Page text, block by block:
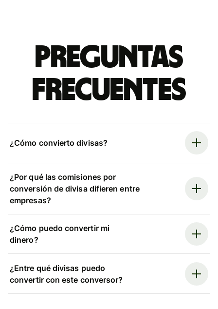
Preguntas
frecuentes
¿Cómo convierto divisas?
¿Por qué las comisiones por
conversión de divisa difieren entre
empresas?
¿Cómo puedo convertir mi
dinero?
¿Entre qué divisas puedo
convertir con este conversor?